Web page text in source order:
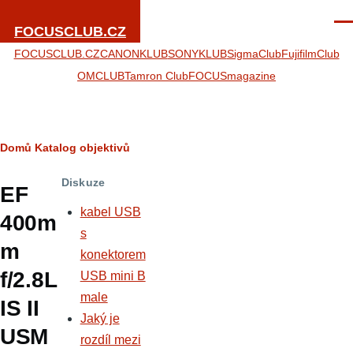
FOCUSCLUB.CZ
FOCUSCLUB.CZCANONKLUBSONYKLUBSigmaClubFujifilmClub
OMCLUBTamron ClubFOCUSmagazine
Drobečková
navigace
Domů Katalog objektivů
EF
400m
m
f/2.8L
IS II
USM
Diskuze
kabel USB
s
konektorem
USB mini B
male
Jaký je
rozdíl mezi